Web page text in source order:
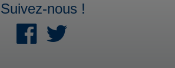
Suivez-nous !